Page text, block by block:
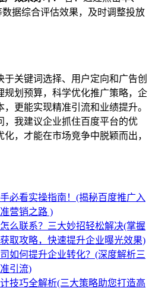
据综合评估效果，及时调整投放
关键词选择、用户定向和广告创
规划预算，科学优化推广策略，企
更能实现精准引流和业绩提升。
，我建议企业抓住百度平台的优
，才能在市场竞争中脱颖而出，
必看实操指南！(揭秘百度推广入
营销之路 )
么联系？三大妙招轻松解决(掌握
取攻略，快速提升企业曝光效果)
如何提升企业转化？(深度解析三
引流)
技巧全解析(三大策略助您打造高